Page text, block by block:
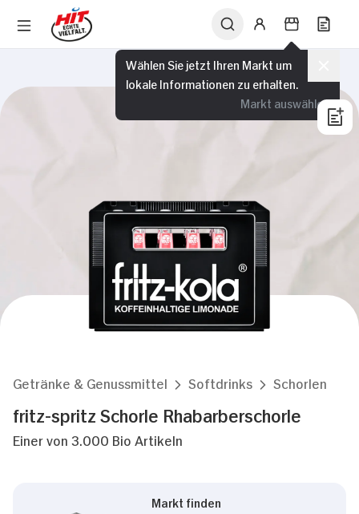
Wählen Sie jetzt Ihren Markt um
lokale Informationen zu erhalten.
Markt auswählen
Getränke & Genussmittel Softdrinks Schorlen
fritz-spritz Schorle Rhabarberschorle
Einer von 3.000 Bio Artikeln
Markt finden